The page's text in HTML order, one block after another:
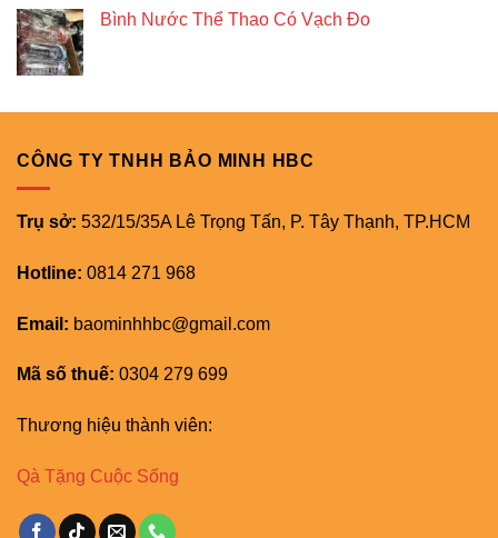
Bình Nước Thể Thao Có Vạch Đo
CÔNG TY TNHH BẢO MINH HBC
Trụ sở: 532/15/35A Lê Trọng Tấn, P. Tây Thạnh, TP.HCM
Hotline: 0814 271 968
Email: baominhhbc@gmail.com
Mã số thuế: 0304 279 699
Thương hiệu thành viên:
Qà Tặng Cuộc Sống